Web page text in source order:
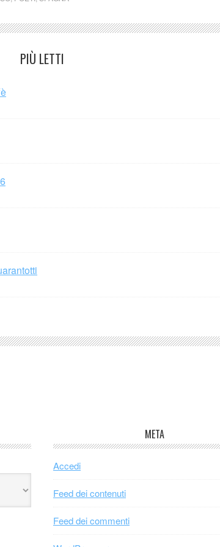
PIÙ LETTI
META
Accedi
Feed dei contenuti
Feed dei commenti